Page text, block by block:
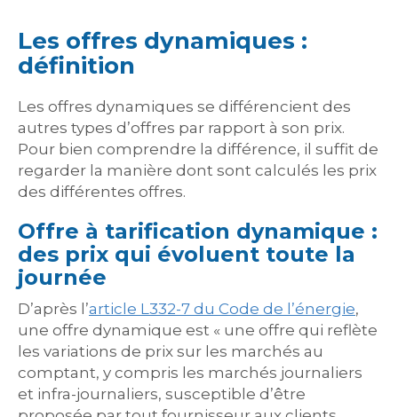
Les offres dynamiques :
définition
Les offres dynamiques se différencient des
autres types d’offres par rapport à son prix.
Pour bien comprendre la différence, il suffit de
regarder la manière dont sont calculés les prix
des différentes offres.
Offre à tarification dynamique :
des prix qui évoluent toute la
journée
D’après l’article L332-7 du Code de l’énergie,
une offre dynamique est « une offre qui reflète
les variations de prix sur les marchés au
comptant, y compris les marchés journaliers
et infra-journaliers, susceptible d’être